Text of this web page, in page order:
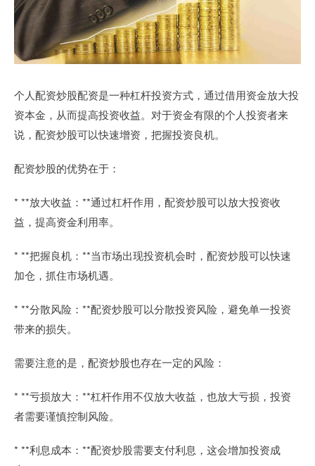
个人配资炒股配资是一种杠杆投资方式，通过借用资金放大投
资本金，从而提高投资收益。对于资金有限的个人投资者来
说，配资炒股可以快速增资，把握投资良机。
配资炒股的优势在于：
* **放大收益：**通过杠杆作用，配资炒股可以放大投资收
益，提高资金利用率。
* **把握良机：**当市场出现投资机会时，配资炒股可以快速
加仓，抓住市场机遇。
* **分散风险：**配资炒股可以分散投资风险，避免单一投资
带来的损失。
需要注意的是，配资炒股也存在一定的风险：
* **亏损放大：**杠杆作用不仅放大收益，也放大亏损，投资
者需要谨慎控制风险。
* **利息成本：**配资炒股需要支付利息，这会增加投资成